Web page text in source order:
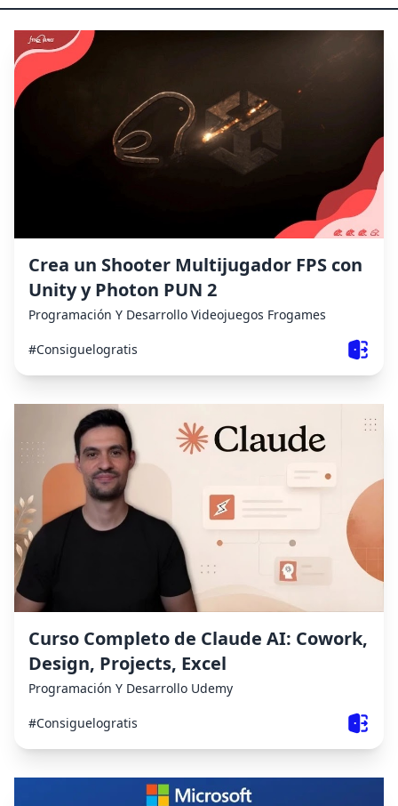
Crea un Shooter Multijugador FPS con
Unity y Photon PUN 2
Programación Y Desarrollo Videojuegos Frogames
#Consiguelogratis
Curso Completo de Claude AI: Cowork,
Design, Projects, Excel
Programación Y Desarrollo Udemy
#Consiguelogratis